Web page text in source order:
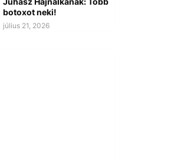
botoxot neki!
július 21, 2026